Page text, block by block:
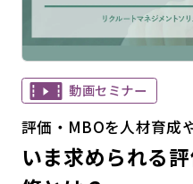
動画セミナー
評価・MBOを人材育成
いま求められる